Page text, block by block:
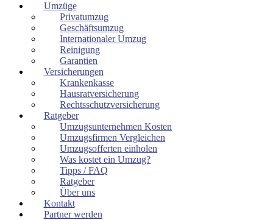
Umzüge
Privatumzug
Geschäftsumzug
Internationaler Umzug
Reinigung
Garantien
Versicherungen
Krankenkasse
Hausratversicherung
Rechtsschutzversicherung
Ratgeber
Umzugsunternehmen Kosten
Umzugsfirmen Vergleichen
Umzugsofferten einholen
Was kostet ein Umzug?
Tipps / FAQ
Ratgeber
Über uns
Kontakt
Partner werden